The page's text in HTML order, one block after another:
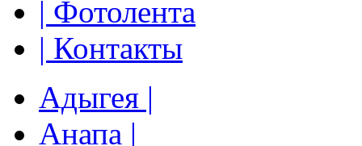
| Фотолента
| Контакты
Адыгея |
Анапа |